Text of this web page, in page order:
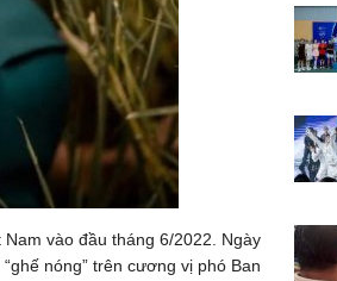
vào đầu tháng 6/2022. Ngày
nóng” trên cương vị phó Ban